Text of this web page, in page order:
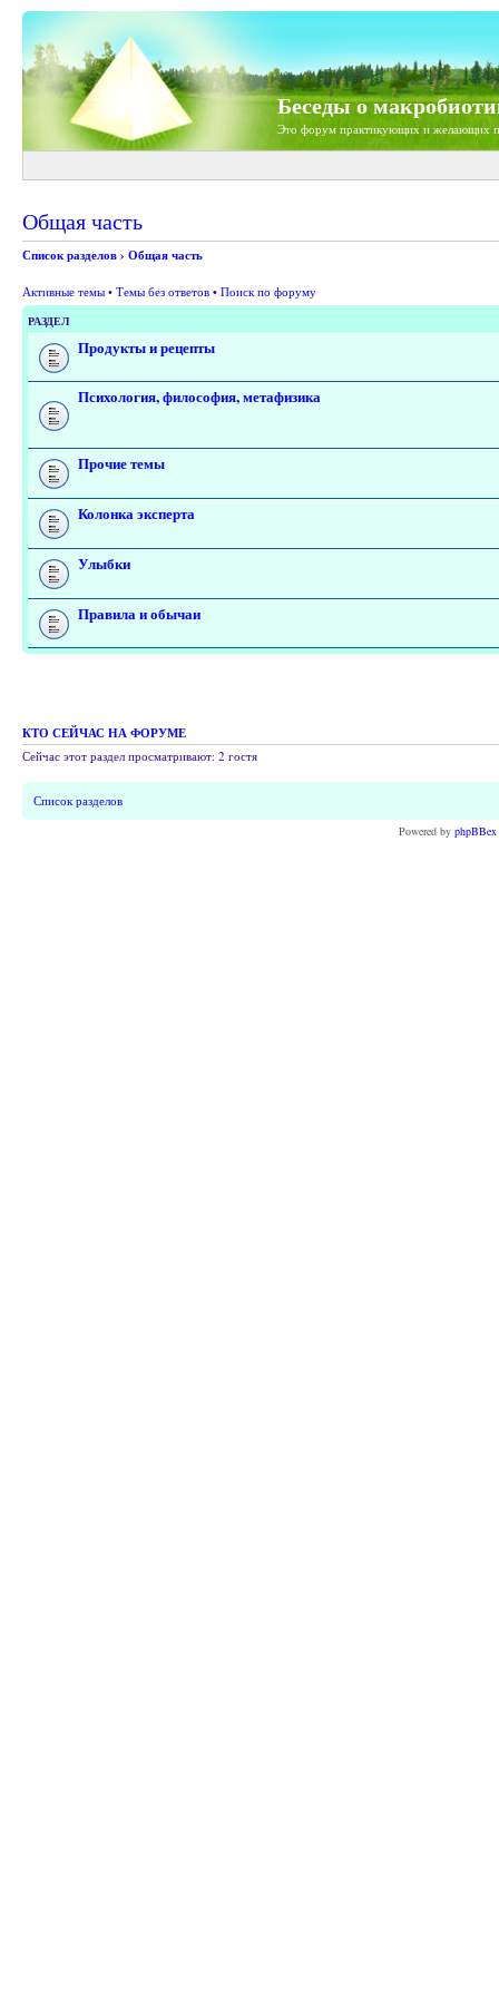
Беседы о
Это форум практикующих и желающих
Общая часть
Список разделов› Общая часть
Активные темы • Темы без ответов • Поиск по форуму
РАЗДЕЛ
Продукты и рецепты
Психология, философия, метафизика
Прочие темы
Колонка эксперта
Улыбки
Правила и обычаи
КТО СЕЙЧАС НА ФОРУМЕ
Сейчас этот раздел просматривают: 2 гостя
Список разделов
Powered by phpBBex